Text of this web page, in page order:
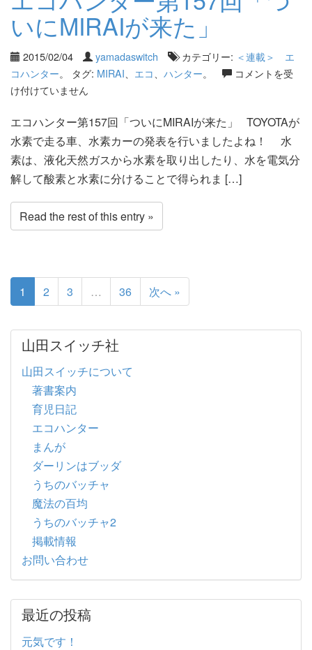
いにMIRAIが来た」
2015/02/04 yamadaswitch カテゴリー: ＜連載＞ エ
コハンター。 タグ: MIRAI エコ ハンター。
コメントを受
け付けていません
エコハンター第157回「ついにMIRAIが来た」 TOYOTAが
水素で走る車、水素カーの発表を行いましたよね！ 水
素は、液化天然ガスから水素を取り出したり、水を電気分
解して酸素と水素に分けることで得られま […]
Read the rest of this entry »
1 2 3 … 36 次へ »
山田スイッチ社
山田スイッチについて
著書案内
育児日記
エコハンター
まんが
ダーリンはブッダ
うちのバッチャ
魔法の百均
うちのバッチャ2
掲載情報
お問い合わせ
最近の投稿
元気です！